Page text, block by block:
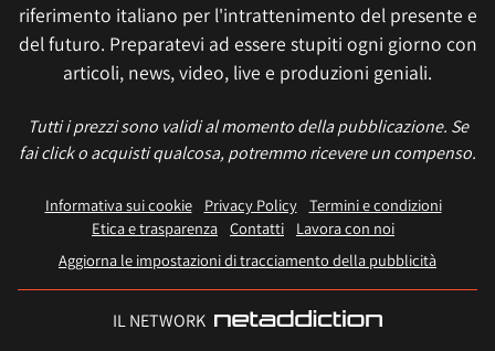
riferimento italiano per l'intrattenimento del presente e
del futuro. Preparatevi ad essere stupiti ogni giorno con
articoli, news, video, live e produzioni geniali.
Tutti i prezzi sono validi al momento della pubblicazione. Se
fai click o acquisti qualcosa, potremmo ricevere un compenso.
Informativa sui cookie Privacy Policy
Termini e condizioni
Etica e trasparenza Contatti
Lavora con noi
Aggiorna le impostazioni di tracciamento della pubblicità
IL NETWORK